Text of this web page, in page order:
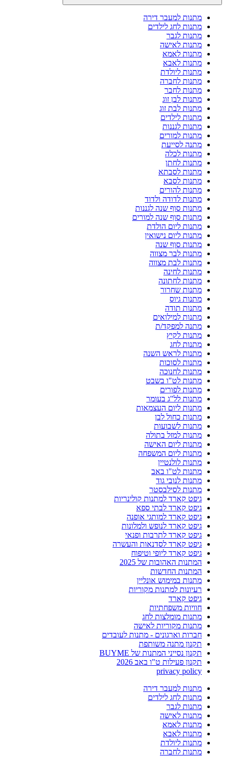
מתנות למעבר דירה
מתנות לחג לילדים
מתנות לגבר
מתנות לאישה
מתנות לאמא
מתנות לאבא
מתנות ליולדת
מתנות לחברה
מתנות לחבר
מתנות לבן זוג
מתנות לבת זוג
מתנות לילדים
מתנות לגננות
מתנות למורים
מתנה לסייעת
מתנות לכלה
מתנות לחתן
מתנות לסבתא
מתנות לסבא
מתנות להורים
מתנות לדודה ולדוד
מתנות סוף שנה לגננות
מתנות סוף שנה למורים
מתנות ליום הולדת
מתנות ליום נישואין
מתנות סוף שנה
מתנות לבר מצווה
מתנות לבת מצווה
מתנות לחינה
מתנות לחתונה
מתנות שחרור
מתנות גיוס
מתנות תודה
מתנות למילואים
מתנה למפקד/ת
מתנות לקיץ
מתנות לחג
מתנות לראש השנה
מתנות לסוכות
מתנות לחנוכה
מתנות לט"ו בשבט
מתנות לפורים
מתנות לל"ג בעומר
מתנות ליום העצמאות
מתנות כחול לבן
מתנות לשבועות
מתנות למזל בתולה
מתנות ליום האישה
מתנות ליום המשפחה
מתנות לולנטיין
מתנות לט"ו באב
מתנות לנובי גוד
מתנות לסילבסטר
גיפט קארד למתנות קולינריות
גיפט קארד לבתי ספא
גיפט קארד למותגי אופנה
גיפט קארד לנופש ולמלונות
גיפט קארד לתרבות ופנאי
גיפט קארד לסדנאות והעשרה
גיפט קארד ליופי וטיפוח
המתנות האהובות של 2025
המתנות החדשות
מתנות במימוש אונליין
רעיונות למתנות מקוריות
גיפט קארד
חוויות משפחתיות
מתנות מומלצות לחג
מתנות מקוריות לאישה
חברות וארגונים - מתנות לעובדים
תקנון מתנה משותפת
תקנון נסייני המתנות של BUYME
תקנון פעילות ט"ו באב 2026
privacy policy
מתנות למעבר דירה
מתנות לחג לילדים
מתנות לגבר
מתנות לאישה
מתנות לאמא
מתנות לאבא
מתנות ליולדת
מתנות לחברה